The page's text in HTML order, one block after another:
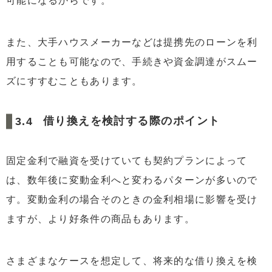
また、大手ハウスメーカーなどは提携先のローンを利
用することも可能なので、手続きや資金調達がスムー
ズにすすむこともあります。
借り換えを検討する際のポイント
固定金利で融資を受けていても契約プランによって
は、数年後に変動金利へと変わるパターンが多いので
す。変動金利の場合そのときの金利相場に影響を受け
ますが、より好条件の商品もあります。
さまざまなケースを想定して、将来的な借り換えを検